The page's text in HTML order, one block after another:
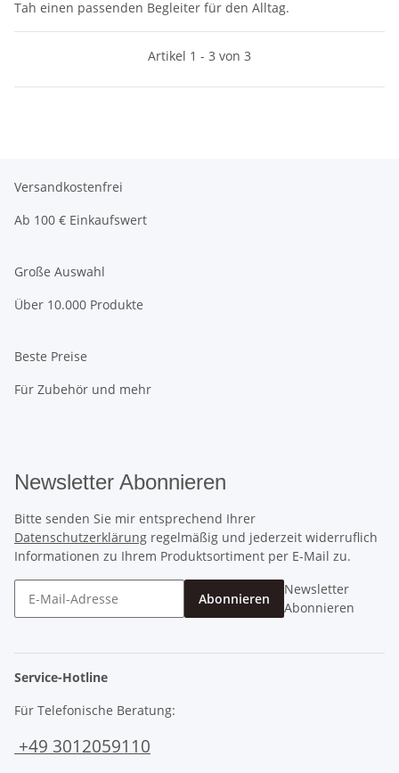
Tah einen passenden Begleiter für den Alltag.
Artikel 1 - 3 von 3
Versandkostenfrei
Ab 100 € Einkaufswert
Große Auswahl
Über 10.000 Produkte
Beste Preise
Für Zubehör und mehr
Newsletter Abonnieren
Bitte senden Sie mir entsprechend Ihrer
Datenschutzerklärung regelmäßig und jederzeit widerruflich
Informationen zu Ihrem Produktsortiment per E-Mail zu.
Abonnieren
Newsletter
Abonnieren
Service-Hotline
Für Telefonische Beratung:
+49 3012059110